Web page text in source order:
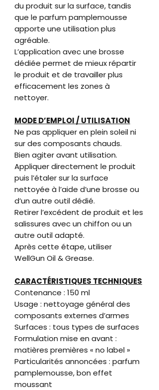
du produit sur la surface, tandis
que le parfum pamplemousse
apporte une utilisation plus
agréable.
L’application avec une brosse
dédiée permet de mieux répartir
le produit et de travailler plus
efficacement les zones à
nettoyer.
MODE D’EMPLOI / UTILISATION
Ne pas appliquer en plein soleil ni
sur des composants chauds.
Bien agiter avant utilisation.
Appliquer directement le produit
puis l’étaler sur la surface
nettoyée à l’aide d’une brosse ou
d’un autre outil dédié.
Retirer l’excédent de produit et les
salissures avec un chiffon ou un
autre outil adapté.
Après cette étape, utiliser
WellGun Oil & Grease.
CARACTÉRISTIQUES TECHNIQUES
Contenance : 150 ml
Usage : nettoyage général des
composants externes d’armes
Surfaces : tous types de surfaces
Formulation mise en avant :
matières premières « no label »
Particularités annoncées : parfum
pamplemousse, bon effet
moussant